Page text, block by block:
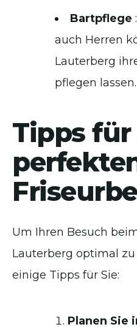
Bartpflege
auch Herren
Lauterberg
pflegen lassen.
Tipps für
Um Ihren Besuch
Lauterberg optimal
einige Tipps für Sie:
Planen Sie